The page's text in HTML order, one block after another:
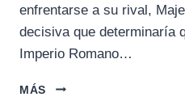
enfrentarse a su rival,
decisiva que determinaría
Imperio Romano…
MÁS
LA